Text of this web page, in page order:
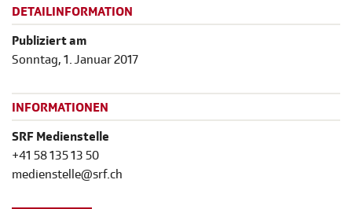
DETAILINFORMATION
Publiziert am
Sonntag, 1. Januar 2017
INFORMATIONEN
SRF Medienstelle
+41 58 135 13 50
medienstelle@srf.ch